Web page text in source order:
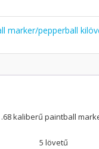
marker/pepperball
.68 kaliberű paintball
5 lövetű